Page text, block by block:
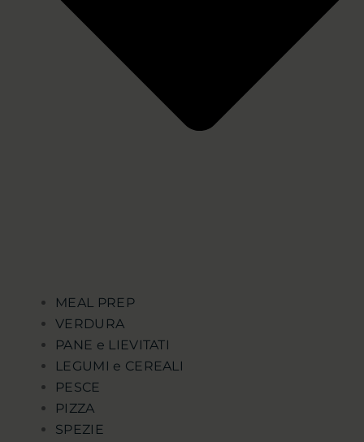
MEAL PREP
VERDURA
PANE e LIEVITATI
LEGUMI e CEREALI
PESCE
PIZZA
SPEZIE